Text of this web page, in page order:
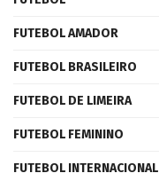
FUTEBOL AMADOR
FUTEBOL BRASILEIRO
FUTEBOL DE LIMEIRA
FUTEBOL FEMININO
FUTEBOL INTERNACIONAL